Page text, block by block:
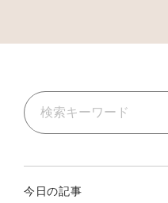
今日の記事